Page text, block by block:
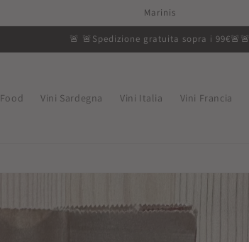
Marinis
🚨 🚨Spedizione gratuita sopra i 99€🚨🚨
Food Vini Sardegna Vini Italia Vini Francia